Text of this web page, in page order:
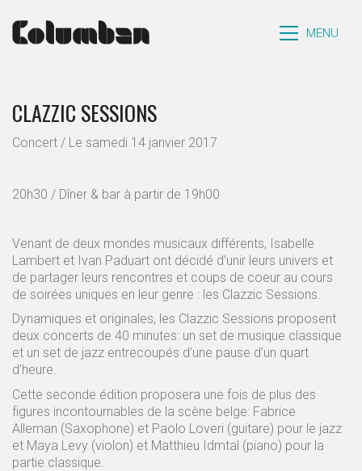
MENU
CLAZZIC SESSIONS
Concert / Le samedi 14 janvier 2017
20h30 / Dîner & bar à partir de 19h00
Venant de deux mondes musicaux différents, Isabelle
Lambert et Ivan Paduart ont décidé d’unir leurs univers et
de partager leurs rencontres et coups de coeur au cours
de soirées uniques en leur genre : les Clazzic Sessions.
Dynamiques et originales, les Clazzic Sessions proposent
deux concerts de 40 minutes: un set de musique classique
et un set de jazz entrecoupés d’une pause d’un quart
d’heure.
Cette seconde édition proposera une fois de plus des
figures incontournables de la scène belge: Fabrice
Alleman (Saxophone) et Paolo Loveri (guitare) pour le jazz
et Maya Levy (violon) et Matthieu Idmtal (piano) pour la
partie classique.